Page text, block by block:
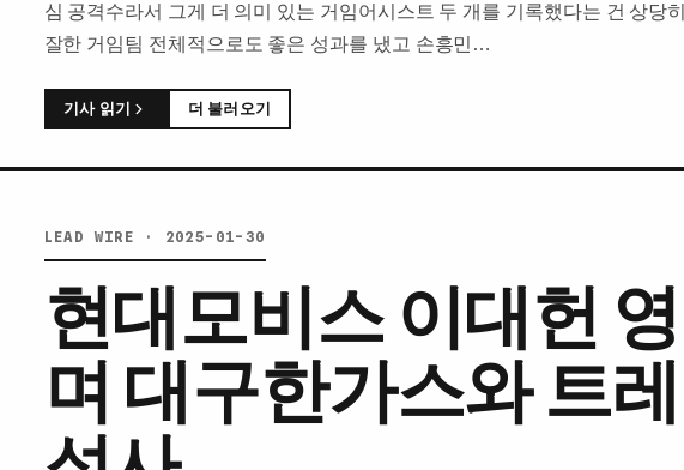
심 공격수라서 그게 더 의미 있는 거임어시스트 두 개를 기록했다는 건 상당히
잘한 거임팀 전체적으로도 좋은 성과를 냈고 손흥민…
기사 읽기 더 불러오기
LEAD WIRE · 2025-01-30
현대모비스 이대헌
며 대구한가스와 트